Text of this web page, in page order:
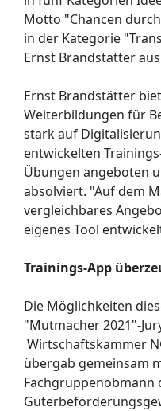
Motto "Chancen
in der Kategorie
Ernst Brandstätter
Ernst Brandstätter
Weiterbildungen für
stark auf
entwickelten
Übungen angeboten
absolviert. "Auf dem
vergleichbares
eigenes Tool
Trainings-App
Die Möglichkeiten
"Mutmacher 2021"-
Wirtschaftskammer
übergab gemeinsam
Fachgruppenobmann